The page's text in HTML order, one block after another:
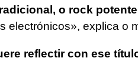
o rock
electrónicos», explica o
reflectir con ese